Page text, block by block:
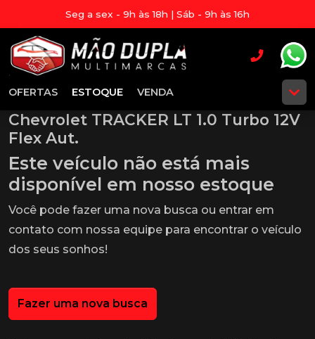
Seg a sex - 9h às 18h | Sáb - 9h às 16h
OFERTAS ESTOQUE VENDA
Chevrolet TRACKER LT 1.0 Turbo 12V
Flex Aut.
Este veículo não está mais
disponível em nosso estoque
Você pode fazer uma nova busca ou entrar em
contato com nossa equipe para encontrar o veículo
dos seus sonhos!
Fazer uma nova busca